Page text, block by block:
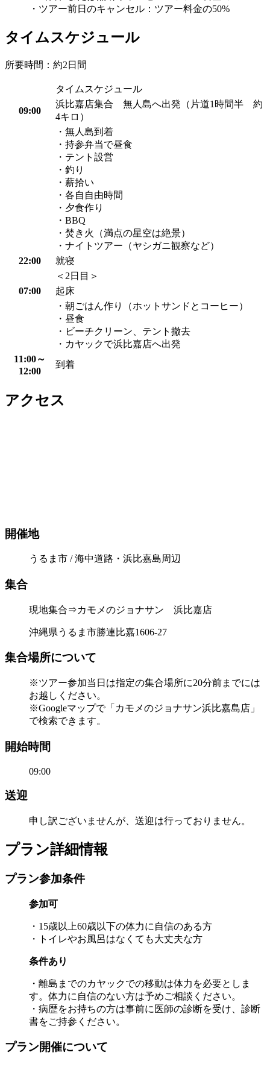
・ツアー前日のキャンセル：ツアー料金の50%
タイムスケジュール
所要時間：約2日間
タイムスケジュール
09:00
浜比嘉店集合 無人島へ出発（片道1時間半 約
4キロ）
・無人島到着
・持参弁当で昼食
・テント設営
・釣り
・薪拾い
・各自自由時間
・夕食作り
・BBQ
・焚き火（満点の星空は絶景）
・ナイトツアー（ヤシガニ観察など）
22:00
就寝
＜2日目＞
07:00
起床
・朝ごはん作り（ホットサンドとコーヒー）
・昼食
・ビーチクリーン、テント撤去
・カヤックで浜比嘉店へ出発
11:00～
12:00
到着
アクセス
開催地
うるま市 / 海中道路・浜比嘉島周辺
集合
現地集合⇒カモメのジョナサン 浜比嘉店
沖縄県うるま市勝連比嘉1606‐27
集合場所について
※ツアー参加当日は指定の集合場所に20分前までには
お越しください。
※Googleマップで「カモメのジョナサン浜比嘉島店」
で検索できます。
開始時間
09:00
送迎
申し訳ございませんが、送迎は行っておりません。
プラン詳細情報
プラン参加条件
参加可
・15歳以上60歳以下の体力に自信のある方
・トイレやお風呂はなくても大丈夫な方
条件あり
・離島までのカヤックでの移動は体力を必要としま
す。体力に自信のない方は予めご相談ください。
・病歴をお持ちの方は事前に医師の診断を受け、診断
書をご持参ください。
プラン開催について